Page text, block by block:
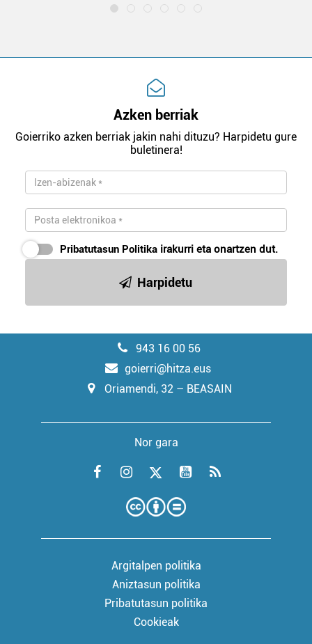
Azken berriak
Goierriko azken berriak jakin nahi dituzu? Harpidetu gure
buletinera!
Pribatutasun Politika irakurri eta onartzen dut.
Harpidetu
943 16 00 56
goierri@hitza.eus
Oriamendi, 32 – BEASAIN
Nor gara
Argitalpen politika
Aniztasun politika
Pribatutasun politika
Cookieak